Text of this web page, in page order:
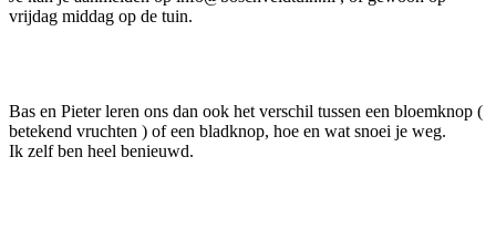
vrijdag middag op de tuin.
Bas en Pieter leren ons dan ook het verschil tussen een bloemknop (
betekend vruchten ) of een bladknop, hoe en wat snoei je weg.
Ik zelf ben heel benieuwd.